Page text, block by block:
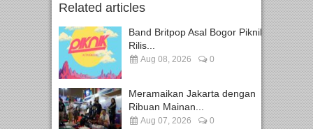
Related articles
Band Britpop Asal Bogor Piknik
Rilis...
Aug 08, 2026 0
Meramaikan Jakarta dengan
Ribuan Mainan...
Aug 07, 2026 0